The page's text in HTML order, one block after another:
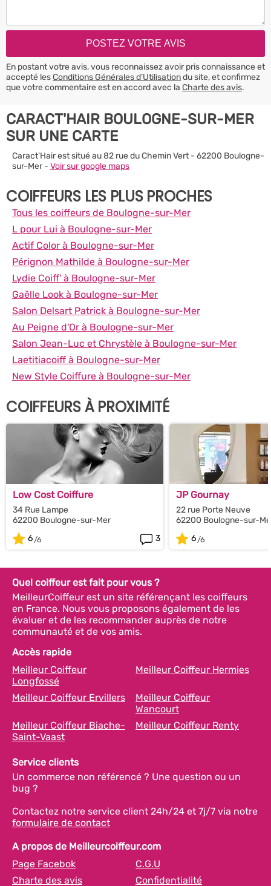
En postant votre avis, vous reconnaissez avoir pris connaissance et
accepté lesConditions Générales d’Utilisationdu site, et confirmez
que votre commentaire est en accord avec la Charte des avis.
CARACT'HAIR BOULOGNE-SUR-MER
SUR UNE CARTE
Caract'Hair est situé au 82 rue du Chemin Vert - 62200 Boulogne-
sur-Mer - Voir sur google maps
COIFFEURS LES PLUS PROCHES
Tous les coiffeurs de Boulogne-sur-Mer
L pour Lui à Boulogne-sur-Mer
Actif Color à Boulogne-sur-Mer
Pérignon Mathilde à Boulogne-sur-Mer
Lydie Coiff' à Boulogne-sur-Mer
Gaëlle Look à Boulogne-sur-Mer
Salon Delsart Patrick à Boulogne-sur-Mer
Au Peigne d'Or à Boulogne-sur-Mer
Salon Jean-Luc et Chrystèle à Boulogne-sur-Mer
Laetitiacoiff à Boulogne-sur-Mer
New Style Coiffure à Boulogne-sur-Mer
COIFFEURS À PROXIMITÉ
Low Cost Coiffure
34 Rue Lampe
62200 Boulogne-sur-Mer
6
3
JP Gournay
22 rue Porte Neuve
62200 Boulogne-sur-
6
Quel coiffeur est fait pour vous ?
MeilleurCoiffeur est un site référençant les coiffeurs
en France. Nous vous proposons également de les
évaluer et de les recommander auprès de notre
communauté et de vos amis.
Accès rapide
Meilleur Coiffeur
Longfossé
Meilleur Coiffeur Hermies
Meilleur Coiffeur Ervillers
Meilleur Coiffeur
Wancourt
Meilleur Coiffeur Biache-
Saint-Vaast
Meilleur Coiffeur Renty
Service clients
Un commerce non référencé ? Une question ou un
bug ?
Contactez notre service client 24h/24 et 7j/7 via notre
formulaire de contact
A propos de Meilleurcoiffeur.com
Page Facebok
C.G.U
Charte des avis
Confidentialité